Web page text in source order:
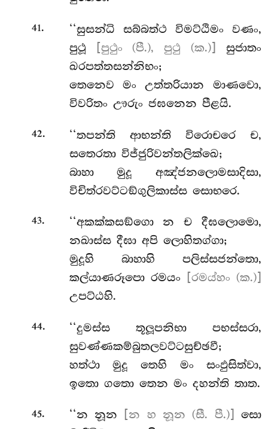
41. ‘‘සුසන්ධි සබ්බත්ථ විමට්ඨිමං වණං,
පුථූ
[පුථුං (පී.), පුථු (ක.)]
සුජාතං
ඛරපත්තසන්නිභං;
තෙනෙව මං උත්තරියාන මාණවො,
විවරිතං ඌරුං ජඝනෙන පීළයි.
42.
‘‘තපන්ති ආභන්ති විරොචරෙ ච,
සතෙරතා විජ්ජුරිවන්තලික්ඛෙ;
බාහා මුදූ අඤ්ජනලොමසාදිසා,
විචිත්රවට්ටඞ්ගුලිකාස්ස සොභරෙ.
43. ‘‘අකක්කසඞ්ගොන ච දීඝලොමො,
නඛාස්ස දීඝා අපි ලොහිතග්ගා;
මුදූහි බාහාහි පලිස්සජන්තො,
කල්යාණරූපො රමයං
[රමය්හං (ක.)]
උපට්ඨහි.
44. ‘‘දුමස්ස තූලූපනිභා පභස්සරා,
සුවණ්ණකම්බුතලවට්ටසුච්ඡවී;
හත්ථා මුදූ තෙහි මං සංඵුසිත්වා,
ඉතො ගතො තෙන මං දහන්ති තාත.
45. ‘‘න නූන [න හ නූන (සී. පී.)]
සො